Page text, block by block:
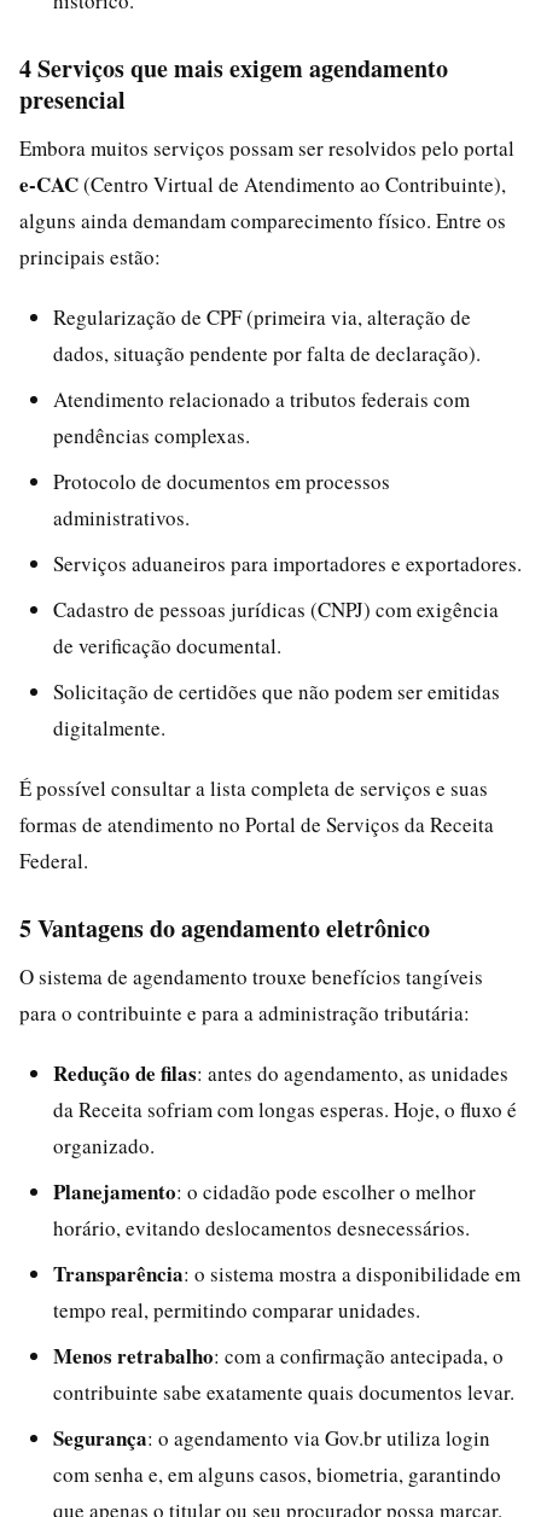
4 Serviços que mais exigem agendamento
presencial
Embora muitos serviços possam ser resolvidos pelo portal
e-CAC(Centro Virtual de Atendimento ao Contribuinte),
alguns ainda demandam comparecimento físico. Entre os
principais estão:
Regularização de CPF (primeira via, alteração de
dados, situação pendente por falta de declaração).
Atendimento relacionado a tributos federais com
pendências complexas.
Protocolo de documentos em processos
administrativos.
Serviços aduaneiros para importadores e exportadores.
Cadastro de pessoas jurídicas (CNPJ) com exigência
de verificação documental.
Solicitação de certidões que não podem ser emitidas
digitalmente.
É possível consultar a lista completa de serviços e suas
formas de atendimento no Portal de Serviços da Receita
Federal.
5 Vantagens do agendamento eletrônico
O sistema de agendamento trouxe benefícios tangíveis
para o contribuinte e para a administração tributária:
Redução de filas: antes do agendamento, as unidades
da Receita sofriam com longas esperas. Hoje, o fluxo é
organizado.
Planejamento: o cidadão pode escolher o melhor
horário, evitando deslocamentos desnecessários.
Transparência: o sistema mostra a disponibilidade em
tempo real, permitindo comparar unidades.
Menos retrabalho: com a confirmação antecipada, o
contribuinte sabe exatamente quais documentos levar.
Segurança: o agendamento via Gov.br utiliza login
com senha e, em alguns casos, biometria, garantindo
que apenas o titular ou seu procurador possa marcar.